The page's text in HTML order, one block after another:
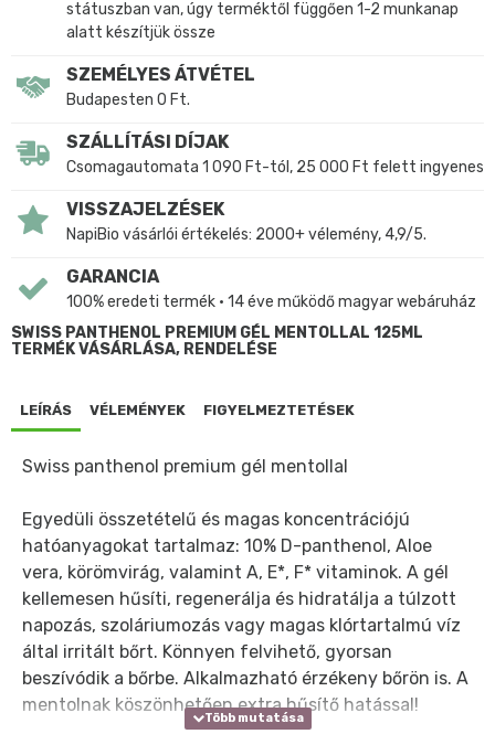
státuszban van, úgy terméktől függően 1-2 munkanap
alatt készítjük össze
SZEMÉLYES ÁTVÉTEL
Budapesten 0 Ft.
SZÁLLÍTÁSI DÍJAK
Csomagautomata 1 090 Ft-tól, 25 000 Ft felett ingyenes
VISSZAJELZÉSEK
NapiBio vásárlói értékelés: 2000+ vélemény, 4,9/5.
GARANCIA
100% eredeti termék • 14 éve működő magyar webáruház
SWISS PANTHENOL PREMIUM GÉL MENTOLLAL 125ML
TERMÉK VÁSÁRLÁSA, RENDELÉSE
LEÍRÁS VÉLEMÉNYEK FIGYELMEZTETÉSEK
Swiss panthenol premium gél mentollal
Egyedüli összetételű és magas koncentrációjú
hatóanyagokat tartalmaz: 10% D-panthenol, Aloe
vera, körömvirág, valamint A, E*, F* vitaminok. A gél
kellemesen hűsíti, regenerálja és hidratálja a túlzott
napozás, szoláriumozás vagy magas klórtartalmú víz
által irritált bőrt. Könnyen felvihető, gyorsan
beszívódik a bőrbe. Alkalmazható érzékeny bőrön is. A
mentolnak köszönhetően extra hűsítő hatással!